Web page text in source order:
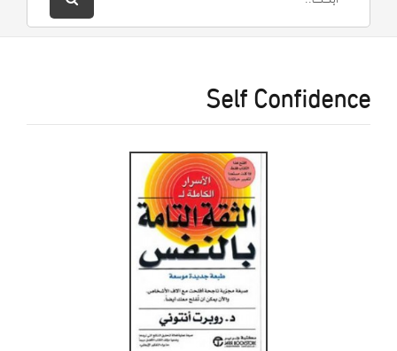
Self Confidence